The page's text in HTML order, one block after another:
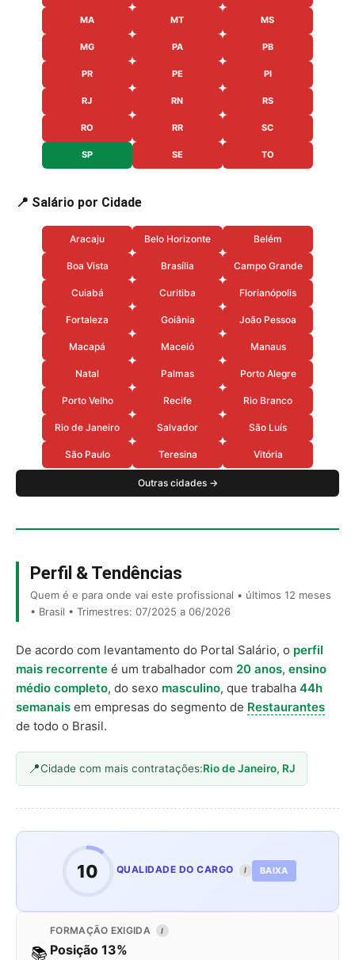
MA MT MS
MG PA PB
PR PE PI
RJ RN RS
RO RR SC
SP SE TO
📍 Salário por Cidade
Aracaju Belo Horizonte Belém
Boa Vista Brasília Campo Grande
Cuiabá Curitiba Florianópolis
Fortaleza Goiânia João Pessoa
Macapá Maceió Manaus
Natal Palmas Porto Alegre
Porto Velho Recife Rio Branco
Rio de Janeiro Salvador São Luís
São Paulo Teresina Vitória
Outras cidades →
Perfil & Tendências
Quem é e para onde vai este profissional • últimos 12 meses
• Brasil • Trimestres: 07/2025 a 06/2026
De acordo com levantamento do Portal Salário, o perfil
mais recorrente é um trabalhador com 20 anos, ensino
médio completo, do sexo masculino, que trabalha 44h
semanais em empresas do segmento de Restaurantes
de todo o Brasil.
Cidade com mais contratações:Rio de Janeiro, RJ
10 QUALIDADE DO CARGO I BAIXA
📚
FORMAÇÃO EXIGIDA I
Posição 13%